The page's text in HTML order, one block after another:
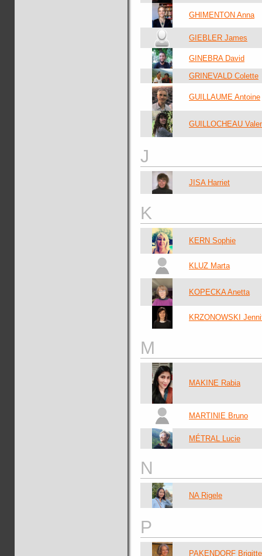
GHIMENTON Anna
GIEBLER James
GINEBRA David
GRINEVALD Colette
GUILLAUME Antoine
GUILLOCHEAU
J
JISA Harriet
K
KERN Sophie
KLUZ Marta
KOPECKA Anetta
KRZONOWSKI
M
MAKINE Rabia
MARTINIE Bruno
MÉTRAL Lucie
N
NA Rigele
P
PAKENDORF Brigitte